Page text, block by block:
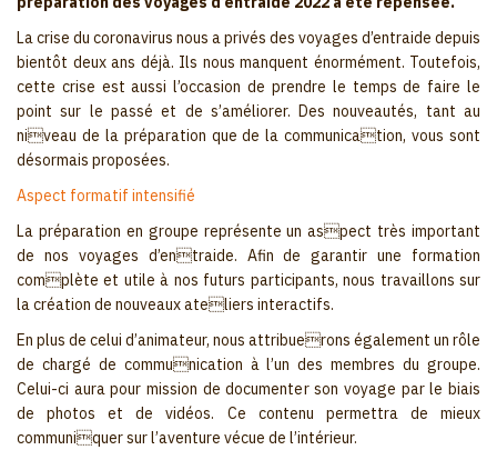
La crise du coronavirus nous a privés des voyages d’entraide depuis
bientôt deux ans déjà. Ils nous manquent énormément. Toutefois,
cette crise est aussi l’occasion de prendre le temps de faire le
point sur le passé et de s’améliorer. Des nouveautés, tant au
niveau de la préparation que de la communication, vous sont
désormais proposées.
Aspect formatif intensifié
La préparation en groupe représente un aspect très important
de nos voyages d’entraide. Afin de garantir une formation
complète et utile à nos futurs participants, nous travaillons sur
la création de nouveaux ateliers interactifs.
En plus de celui d’animateur, nous attribuerons également un rôle
de chargé de communication à l’un des membres du groupe.
Celui-ci aura pour mission de documenter son voyage par le biais
de photos et de vidéos. Ce contenu permettra de mieux
communiquer sur l’aventure vécue de l’intérieur.